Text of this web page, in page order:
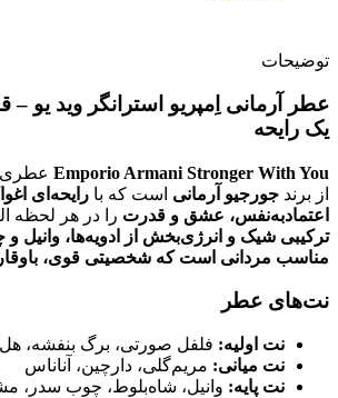
توضیحات
عطر آرمانی اِمپریو استرانگر وید یو –
یک رایحه
Emporio Armani Stronger With You
از برند جورجیو آرمانی است که با رایحه‌ای
اعتمادبه‌نفس، عشق و قدرت را در هر لحظه
ترکیبی شیک و انرژی‌بخش از ادویه‌ها، وانیل
مناسب مردانی است که شخصیتی قوی،
نت‌های عطر
نت اولیه: فلفل صورتی، برگ بنفشه، هل
نت میانی: مریم‌گلی، دارچین، آناناس
نت پایه: وانیل، شاه‌بلوط، چوب سدر،